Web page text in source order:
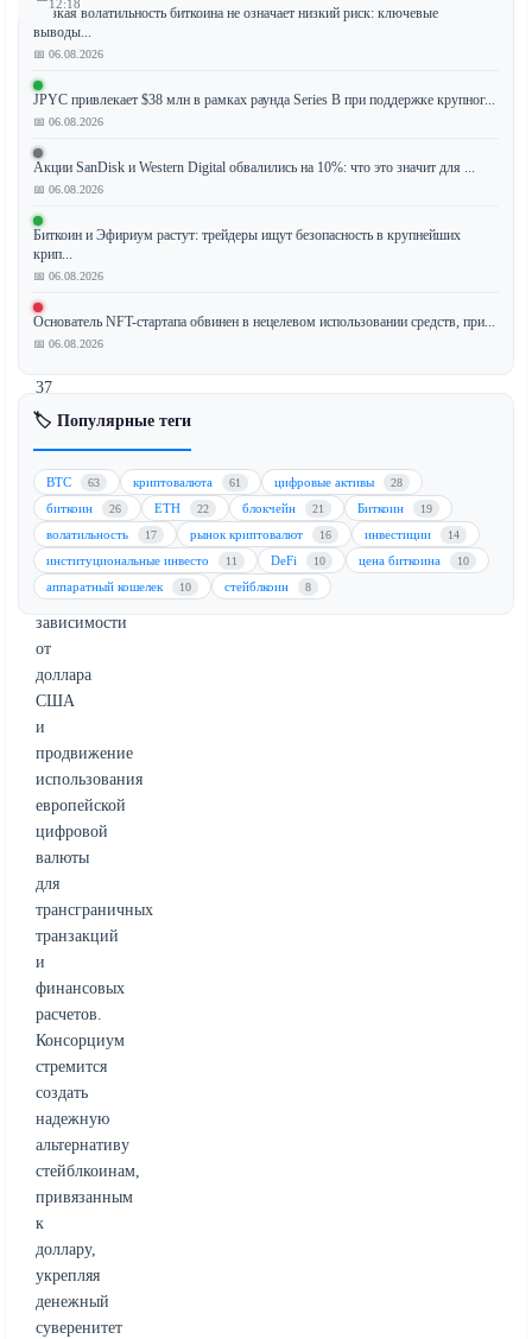
12:18
Крупная
общеевропейская
инициатива
стейблкоина
значительно
расширилась,
включив
в
37
кредитных
Этот
стратегический
шаг
направлен
на
снижение
зависимости
от
доллара
США
и
продвижение
использования
европейской
цифровой
валюты
для
трансграничных
транзакций
и
финансовых
расчетов.
Консорциум
стремится
создать
надежную
альтернативу
стейблкоинам,
привязанным
к
доллару,
укрепляя
денежный
суверенитет
Низкая волатильность биткоина не означает низкий риск: ключевые
выводы...
📅 06.08.2026
JPYC привлекает $38 млн в рамках раунда Series B при поддержке крупног...
📅 06.08.2026
Акции SanDisk и Western Digital обвалились на 10%: что это значит для ...
📅 06.08.2026
Биткоин и Эфириум растут: трейдеры ищут безопасность в крупнейших
крип...
📅 06.08.2026
Основатель NFT-стартапа обвинен в нецелевом использовании средств, при...
📅 06.08.2026
🏷️ Популярные теги
BTC 63 криптовалюта 61 цифровые активы 28
биткоин 26 ETH 22 блокчейн 21 Биткоин 19
волатильность 17 рынок криптовалют 16 инвестиции 14
институциональные инвесто 11 DeFi 10 цена биткоина 10
аппаратный кошелек 10 стейблкоин 8